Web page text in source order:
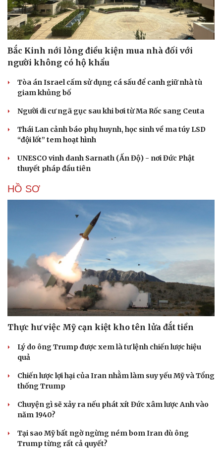
Bắc Kinh nới lỏng điều kiện mua nhà đối với
người không có hộ khẩu
Tòa án Israel cấm sử dụng cá sấu để canh giữ nhà tù
giam khủng bố
Người di cư ngã gục sau khi bơi từ Ma Rốc sang Ceuta
Thái Lan cảnh báo phụ huynh, học sinh về ma túy LSD
“đội lốt” tem hoạt hình
UNESCO vinh danh Sarnath (Ấn Độ) - nơi Đức Phật
thuyết pháp đầu tiên
HỒ SƠ
Thực hư việc Mỹ cạn kiệt kho tên lửa đắt tiền
Lý do ông Trump được xem là tư lệnh chiến lược hiệu
quả
Chiến lược lợi hại của Iran nhằm làm suy yếu Mỹ và Tổng
thống Trump
Chuyện gì sẽ xảy ra nếu phát xít Đức xâm lược Anh vào
năm 1940?
Tại sao Mỹ bất ngờ ngừng ném bom Iran dù ông
Trump từng rất cả quyết?